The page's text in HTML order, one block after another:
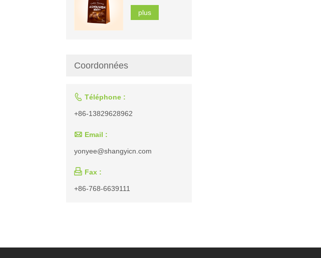
plus
Coordonnées
 Téléphone :
+86-13829628962
 Email :
yonyee@shangyicn.com
 Fax :
+86-768-6639111